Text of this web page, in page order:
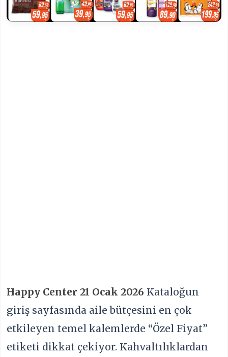
Happy Center 21 Ocak 2026 Kataloğun
giriş sayfasında aile bütçesini en çok
etkileyen temel kalemlerde “Özel Fiyat”
etiketi dikkat çekiyor. Kahvaltılıklardan